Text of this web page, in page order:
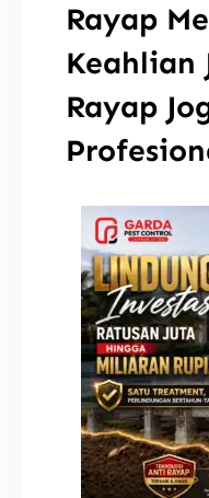
Rayap
Keahlian
Rayap